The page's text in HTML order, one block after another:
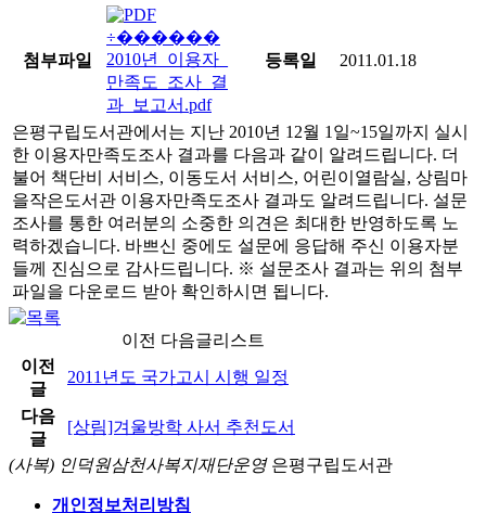
첨부파일
2010년_이용자_
만족도_조사_결
과_보고서.pdf
등록일 2011.01.18
은평구립도서관에서는 지난 2010년 12월 1일~15일까지 실시
한 이용자만족도조사 결과를 다음과 같이 알려드립니다. 더
불어 책단비 서비스, 이동도서 서비스, 어린이열람실, 상림마
을작은도서관 이용자만족도조사 결과도 알려드립니다. 설문
조사를 통한 여러분의 소중한 의견은 최대한 반영하도록 노
력하겠습니다. 바쁘신 중에도 설문에 응답해 주신 이용자분
들께 진심으로 감사드립니다. ※ 설문조사 결과는 위의 첨부
파일을 다운로드 받아 확인하시면 됩니다.
이전 다음글리스트
이전
글
2011년도 국가고시 시행 일정
다음
글
[상림]겨울방학 사서 추천도서
(사복) 인덕원삼천사복지재단운영은평구립도서관
개인정보처리방침